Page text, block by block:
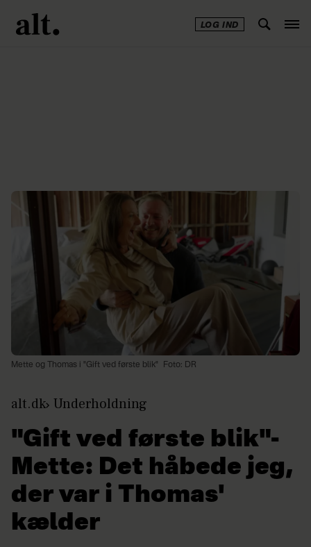
LOG IND
Mette og Thomas i "Gift ved første blik" Foto: DR
alt.dk Underholdning
"Gift ved første blik"-
Mette: Det håbede jeg,
der var i Thomas'
kælder